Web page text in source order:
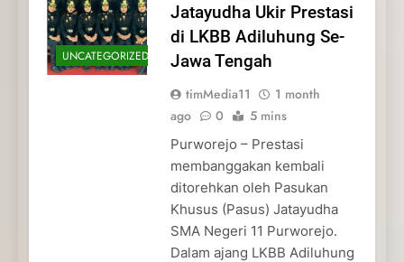
UNCATEGORIZED
Jatayudha Ukir Prestasi
di LKBB Adiluhung Se-
Jawa Tengah
timMedia11
1 month
ago
0 5 mins
Purworejo – Prestasi
membanggakan kembali
ditorehkan oleh Pasukan
Khusus (Pasus) Jatayudha
SMA Negeri 11 Purworejo.
Dalam ajang LKBB Adiluhung